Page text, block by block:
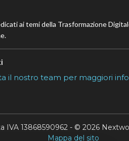
ai temi della Trasformazione
il nostro team per maggiori
13868590962 - © 2026
Mappa del sito